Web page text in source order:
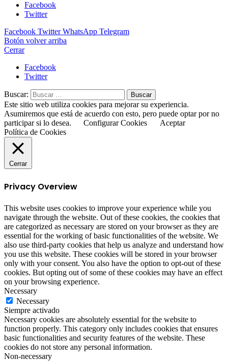
Facebook
Twitter
Facebook Twitter WhatsApp Telegram
Botón volver arriba
Cerrar
Facebook
Twitter
Buscar:
Este sitio web utiliza cookies para mejorar su experiencia.
Asumiremos que está de acuerdo con esto, pero puede optar por no
participar si lo desea.
Configurar Cookies
Aceptar
Política de Cookies
Cerrar
Privacy Overview
This website uses cookies to improve your experience while you
navigate through the website. Out of these cookies, the cookies that
are categorized as necessary are stored on your browser as they are
essential for the working of basic functionalities of the website. We
also use third-party cookies that help us analyze and understand how
you use this website. These cookies will be stored in your browser
only with your consent. You also have the option to opt-out of these
cookies. But opting out of some of these cookies may have an effect
on your browsing experience.
Necessary
Necessary
Siempre activado
Necessary cookies are absolutely essential for the website to
function properly. This category only includes cookies that ensures
basic functionalities and security features of the website. These
cookies do not store any personal information.
Non-necessary